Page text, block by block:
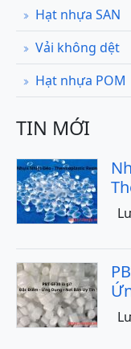
Hạt nhựa SAN
Vải không dệt
Hạt nhựa POM
TIN MỚI